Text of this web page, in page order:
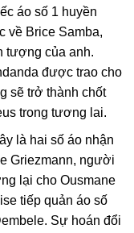
áo số 1 huyền
về Brice Samba,
tượng của anh.
được trao cho
sẽ trở thành chốt
trong tương lai.
là hai số áo nhận
Griezmann, người
lại cho Ousmane
tiếp quản áo số
Sự hoán đổi